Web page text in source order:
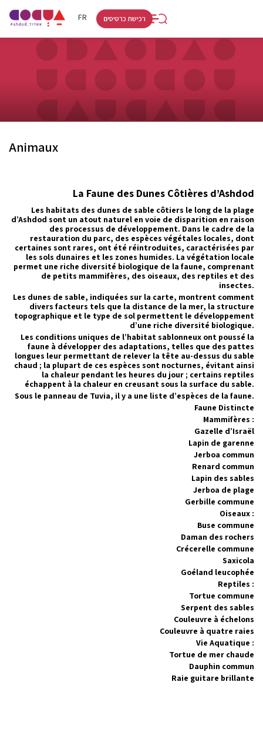
FR
HE
רכישת כרטיסים
Animaux
La Faune des Dunes Côtières d’Ashdod
Les habitats des dunes de sable côtiers le long de la plage
d’Ashdod sont un atout naturel en voie de disparition en raison
des processus de développement. Dans le cadre de la
restauration du parc, des espèces végétales locales, dont
certaines sont rares, ont été réintroduites, caractérisées par
les sols dunaires et les zones humides. La végétation locale
permet une riche diversité biologique de la faune, comprenant
de petits mammifères, des oiseaux, des reptiles et des
insectes.
Les dunes de sable, indiquées sur la carte, montrent comment
divers facteurs tels que la distance de la mer, la structure
topographique et le type de sol permettent le développement
d’une riche diversité biologique.
Les conditions uniques de l’habitat sablonneux ont poussé la
faune à développer des adaptations, telles que des pattes
longues leur permettant de relever la tête au-dessus du sable
chaud ; la plupart de ces espèces sont nocturnes, évitant ainsi
la chaleur pendant les heures du jour ; certains reptiles
échappent à la chaleur en creusant sous la surface du sable.
Sous le panneau de Tuvia, il y a une liste d’espèces de la faune.
Faune Distincte
Mammifères :
Gazelle d’Israël
Lapin de garenne
Jerboa commun
Renard commun
Lapin des sables
Jerboa de plage
Gerbille commune
Oiseaux :
Buse commune
Daman des rochers
Crécerelle commune
Saxicola
Goéland leucophée
Reptiles :
Tortue commune
Serpent des sables
Couleuvre à échelons
Couleuvre à quatre raies
Vie Aquatique :
Tortue de mer chaude
Dauphin commun
Raie guitare brillante